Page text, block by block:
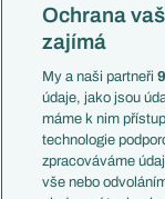
Mistrovství světa
Liga národů
Témata
Představení týmů MS
EuroSkauting
PL v kostce
Evropské koeficienty
Ochrana
zajímá
My a naši partneři
údaje, jako jsou
máme k nim
technologie
zpracováváme
vše nebo